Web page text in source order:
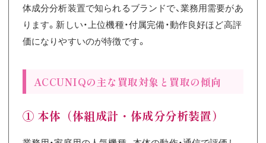
体成分分析装置で知られるブランドで、業務用需要があ
ります。新しい・上位機種・付属完備・動作良好ほど高評
価になりやすいのが特徴です。
ACCUNIQの主な買取対象と買取の傾向
① 本体（体組成計・体成分分析装置）